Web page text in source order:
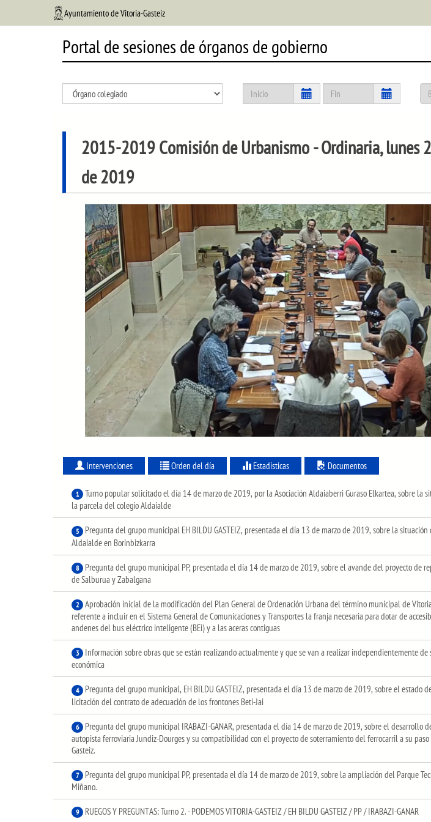
Ayuntamiento de Vitoria-Gasteiz
Portal de sesiones de órganos de gobierno
2015-2019 Comisión de Urbanismo- Ordinaria, lunes
de 2019
Intervenciones Orden del día Estadísticas Documentos
1
Turno popular solicitado el día 14 de marzo de 2019, por la Asociación Aldaiaberri Guraso Elkartea, sobre la
la parcela del colegio Aldaialde
5
Pregunta del grupo municipal EH BILDU GASTEIZ, presentada el día 13 de marzo de 2019, sobre la situación
Aldaialde en Borinbizkarra
8
Pregunta del grupo municipal PP, presentada el día 14 de marzo de 2019, sobre el avande del proyecto de
de Salburua y Zabalgana
2
Aprobación inicial de la modificación del Plan General de Ordenación Urbana del término municipal de
referente a incluir en el Sistema General de Comunicaciones y Transportes la franja necesaria para dotar de
andenes del bus eléctrico inteligente (BEi) y a las aceras contiguas
3
Información sobre obras que se están realizando actualmente y que se van a realizar independientemente de
económica
4
Pregunta del grupo municipal, EH BILDU GASTEIZ, presentada el día 13 de marzo de 2019, sobre el estado
licitación del contrato de adecuación de los frontones Beti-Jai
6
Pregunta del grupo municipal IRABAZI-GANAR, presentada el día 14 de marzo de 2019, sobre el desarrollo
autopista ferroviaria Jundiz-Dourges y su compatibilidad con el proyecto de soterramiento del ferrocarril a su
Gasteiz.
7
Pregunta del grupo municipal PP, presentada el día 14 de marzo de 2019, sobre la ampliación del Parque
Miñano.
9 RUEGOS Y PREGUNTAS: Turno 2. - PODEMOS VITORIA-GASTEIZ / EH BILDU GASTEIZ / PP / IRABAZI-GANAR